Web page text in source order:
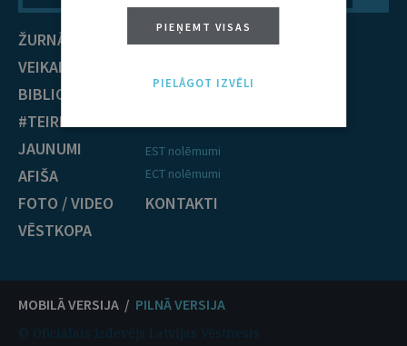
ŽURNĀLS
VEIKALS
BIBLIOTĒKA
#TEIRDARBS
JAUNUMI
AFIŠA
FOTO / VIDEO
VĒSTKOPA
NOZARES
Krimināltiesības
EST nolēmumi
ECT nolēmumi
KONTAKTI
MOBILĀ VERSIJA / PILNĀ VERSIJA
© Oficiālais izdevējs Latvijas Vēstnesis
PIEŅEMT VISAS
PIELĀGOT IZVĒLI